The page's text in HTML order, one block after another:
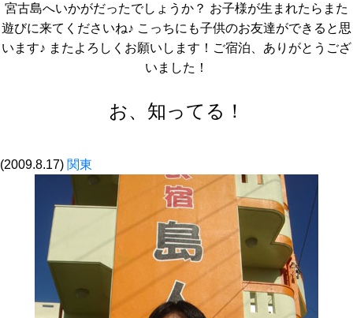
宮古島へいかがだったでしょうか？ お子様が生まれたらまた
遊びに来てくださいね♪ こっちにも子供のお友達ができると思
います♪ またよろしくお願いします！ご宿泊、ありがとうござ
いました！
お、知ってる！
(2009.8.17) 関東